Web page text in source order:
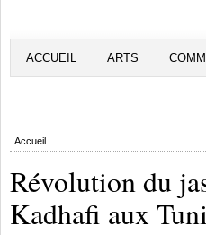
ACCUEIL ARTS
Accueil
Révolution du
Kadhafi aux